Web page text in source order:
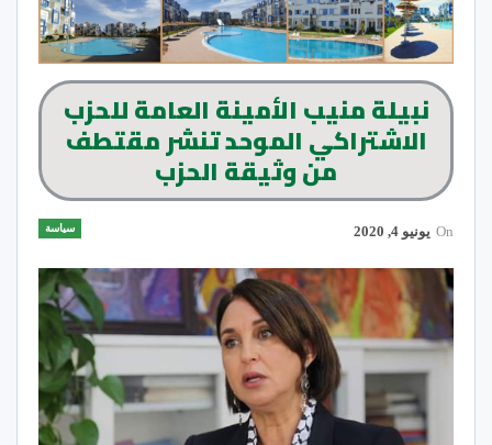
نبيلة منيب الأمينة العامة للحزب
الاشتراكي الموحد تنشر مقتطف
من وثيقة الحزب
سياسة On يونيو 4, 2020